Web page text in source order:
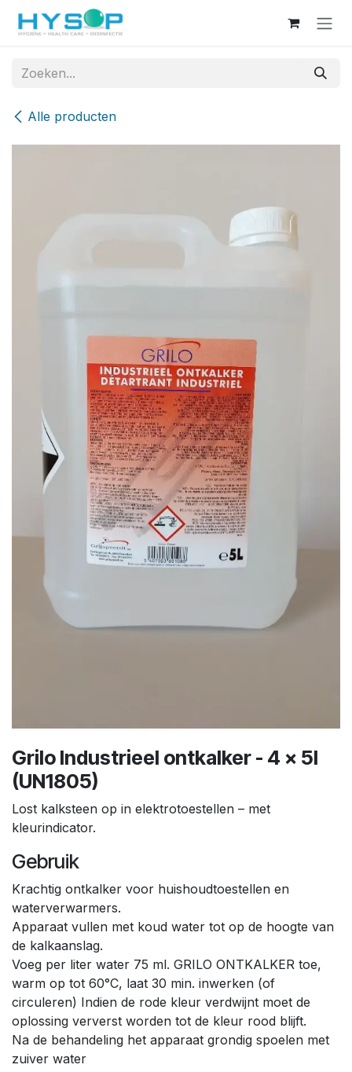
Overslaan naar inhoud
Alle producten
Grilo Industrieel ontkalker - 4 x 5l
(UN1805)
Lost kalksteen op in elektrotoestellen – met
kleurindicator.
Gebruik
Krachtig ontkalker voor huishoudtoestellen en
waterverwarmers.
Apparaat vullen met koud water tot op de hoogte van
de kalkaanslag.
Voeg per liter water 75 ml. GRILO ONTKALKER toe,
warm op tot 60°C, laat 30 min. inwerken (of
circuleren) Indien de rode kleur verdwijnt moet de
oplossing ververst worden tot de kleur rood blijft.
Na de behandeling het apparaat grondig spoelen met
zuiver water